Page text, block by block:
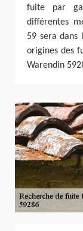
fuite par
différentes
59 sera dans
origines des
Warendin